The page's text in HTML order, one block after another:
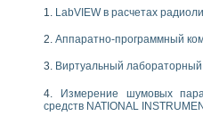
среды специальной барокамеры
INSTRUMENTS при
термотрансферной маркировки
исследований на базе LabVIEW
для исследова¬ния
переходных процессов при
LabVIEW в расчетах
Аппаратно-программный
Виртуальный
Измерение шумовых
средств NATIONAL